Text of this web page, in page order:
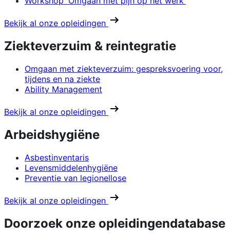
Bekijk al onze opleidingen
Ziekteverzuim & reintegratie
Omgaan met ziekteverzuim: gespreksvoering voor,
tijdens en na ziekte
Ability Management
Bekijk al onze opleidingen
Arbeidshygiëne
Asbestinventaris
Levensmiddelenhygiëne
Preventie van legionellose
Bekijk al onze opleidingen
Doorzoek onze opleidingendatabase